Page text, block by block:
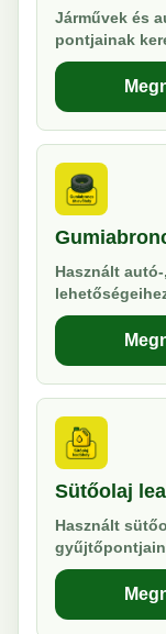
Járművek és
pontjainak
Használt
Sütőolaj
Használt